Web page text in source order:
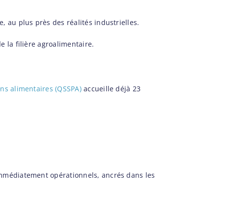
au plus près des réalités industrielles.
la filière agroalimentaire.
alimentaires (QSSPA)accueille déjà 23
opérationnels, ancrés dans les